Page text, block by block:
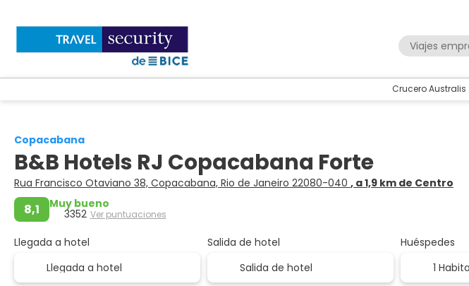
Viajes
Crucero Australis
Copacabana
B&B Hotels RJ Copacabana Forte
Rua Francisco Otaviano 38, Copacabana, Rio de Janeiro 22080-040 , a 1,9 km de Centro
8,1 Muy bueno
3352 Ver puntuaciones
Llegada a hotel
Salida de hotel
Huéspedes
1